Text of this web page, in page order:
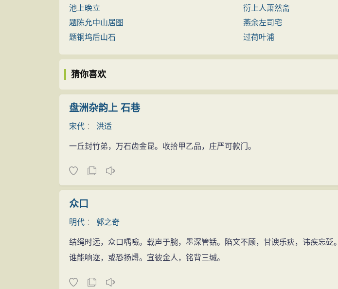
池上晚立
衍上人萧然斋
题陈允中山居图
燕余左司宅
题铜坞后山石
过荷叶浦
猜你喜欢
盘洲杂韵上 石巷
宋代 ： 洪适
一丘封竹弟，万石齿金昆。收拾甲乙品，庄严可款门。
众口
明代 ： 郭之奇
结绳时远，众口喁噞。载声于腕，墨深管铦。陷文不顾，甘谀乐疢，讳疾忘砭。
谁能响迩，或恐扬燖。宜彼金人，铭背三缄。